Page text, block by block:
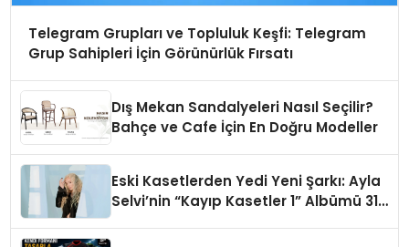
Telegram Grupları ve Topluluk Keşfi: Telegram
Grup Sahipleri İçin Görünürlük Fırsatı
Dış Mekan Sandalyeleri Nasıl Seçilir?
Bahçe ve Cafe İçin En Doğru Modeller
Eski Kasetlerden Yedi Yeni Şarkı: Ayla
Selvi’nin “Kayıp Kasetler 1” Albümü 31